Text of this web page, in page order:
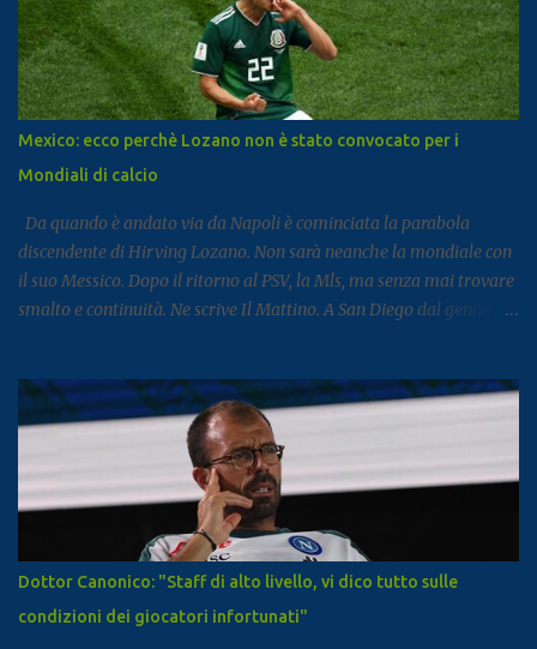
comparto nella regione. Napoli e Sorrento trainano il settore: Tra
le principali destinazioni spicca Napoli, che con 3,8 milioni di
presenze si posiziona al dodicesimo posto tra le mete turistiche
italiane, risultando la città con il miglior risultato nel
Mezzogiorno. Subito dopo si colloca Sorrento, che ha registrato 2,8
milioni di presenze e continua a distinguersi anche per alcuni dati
particolari. Circa il 90% dei visitatori della località costiera
proviene infatt...
Mexico: ecco perchè Lozano non è stato convocato per i
Mondiali di calcio
Da quando è andato via da Napoli è cominciata la parabola
discendente di Hirving Lozano. Non sarà neanche la mondiale con
il suo Messico. Dopo il ritorno al PSV, la Mls, ma senza mai trovare
smalto e continuità. Ne scrive Il Mattino. A San Diego dal gennaio
all’anno ) fino almeno al 2028. L’impatto non era stato cattivo: 9
gol e 8 assist in 27 partite. Tutto è cambiato la scorsa estate,
quando il club americano ha comunicato al calciatore che avrebbe
già potuto cercarsi una soluzione differente, ricevendo un no dal
calciatore e dal suo entourage. In pratica, da quando il campionato
americano è ricominciato a febbraio scorso, l’ex azzurro non è mai
stato convocato dal club, allenandosi con i compagni ma mai preso
in considerazione per le gare. Il ct Aguirre gli tese la mano
convocandolo in nazionale e gli chiese di trovare una sistemazione
Dottor Canonico: "Staff di alto livello, vi dico tutto sulle
condizioni dei giocatori infortunati"